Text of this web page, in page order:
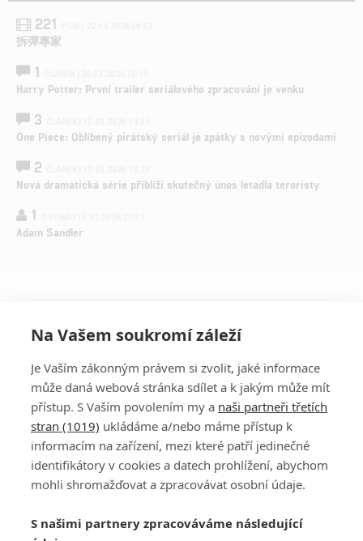
221
拆彈專家
1
Harry Potter: První trailer seriálového zpracování je venku
3
One Piece: Oblíbený pirátský seriál je zpátky s novými epizodami
2
Nová dramatická série přiblíží skutečný únos letadla teroristy
1
Adam Sandler
PŘIHLÁSIT
REGISTROVAT
DISKUZE
Šéfredaktorkou webu jePetr Slavík, e-mailserialy@fandimefilmu.cz
Na Vašem soukromí záleží
Je Vaším zákonným právem si zvolit, jaké informace
může daná webová stránka sdílet a k jakým může mít
přístup. S Vaším povolením my a naši partneři třetích
stran (1019) ukládáme a/nebo máme přístup k
informacím na zařízení, mezi které patří jedinečné
identifikátory v cookies a datech prohlížení, abychom
mohli shromažďovat a zpracovávat osobní údaje.
S našimi partnery zpracováváme následující